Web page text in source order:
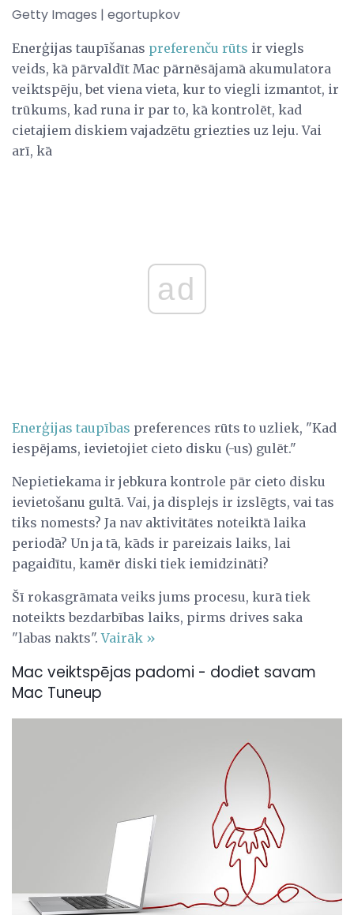
Getty Images | egortupkov
Enerģijas taupīšanas preferenču rūts ir viegls
veids, kā pārvaldīt Mac pārnēsājamā akumulatora
veiktspēju, bet viena vieta, kur to viegli izmantot, ir
trūkums, kad runa ir par to, kā kontrolēt, kad
cietajiem diskiem vajadzētu griezties uz leju. Vai
arī, kā
ad
Enerģijas taupības preferences rūts to uzliek, "Kad
iespējams, ievietojiet cieto disku (-us) gulēt."
Nepietiekama ir jebkura kontrole pār cieto disku
ievietošanu gultā. Vai, ja displejs ir izslēgts, vai tas
tiks nomests? Ja nav aktivitātes noteiktā laika
periodā? Un ja tā, kāds ir pareizais laiks, lai
pagaidītu, kamēr diski tiek iemidzināti?
Šī rokasgrāmata veiks jums procesu, kurā tiek
noteikts bezdarbības laiks, pirms drives saka
"labas nakts".Vairāk »
Mac veiktspējas padomi - dodiet savam
Mac Tuneup